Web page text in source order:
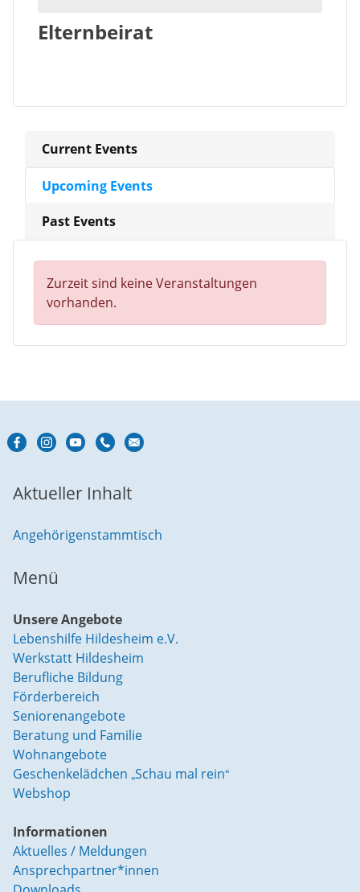
Elternbeirat
Current Events
Upcoming Events
Past Events
Zurzeit sind keine Veranstaltungen
vorhanden.
Aktueller Inhalt
Angehörigenstammtisch
Menü
Unsere Angebote
Lebenshilfe Hildesheim e.V.
Werkstatt Hildesheim
Berufliche Bildung
Förderbereich
Seniorenangebote
Beratung und Familie
Wohnangebote
Geschenkelädchen „Schau mal rein“
Webshop
Informationen
Aktuelles / Meldungen
Ansprechpartner*innen